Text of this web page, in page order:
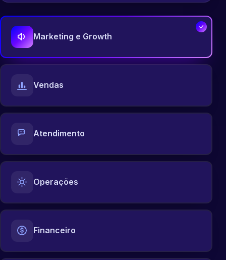
Marketing e Growth
Vendas
Atendimento
Operações
Financeiro